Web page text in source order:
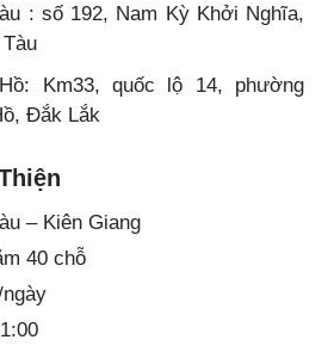
: số 192, Nam Kỳ Khởi Nghĩa,
Km33, quốc lộ 14, phường
Đắk Lắk
– Kiên Giang
40 chỗ